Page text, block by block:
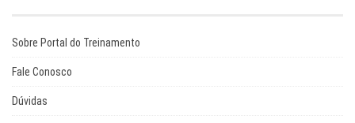
Sobre Portal do Treinamento
Fale Conosco
Dúvidas